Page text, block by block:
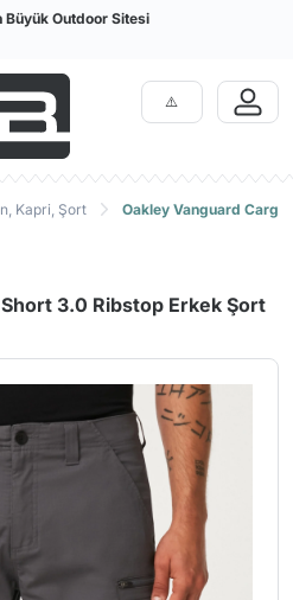
Büyük Outdoor Sitesi
Kapri, Şort Oakley Vanguard
3.0 Ribstop Erkek Şort